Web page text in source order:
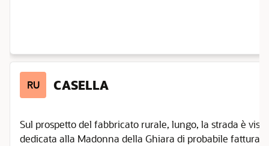
RU CASELLA
Sul prospetto del fabbricato rurale, lungo, la strada è
dedicata alla Madonna della Ghiara di probabile fattura